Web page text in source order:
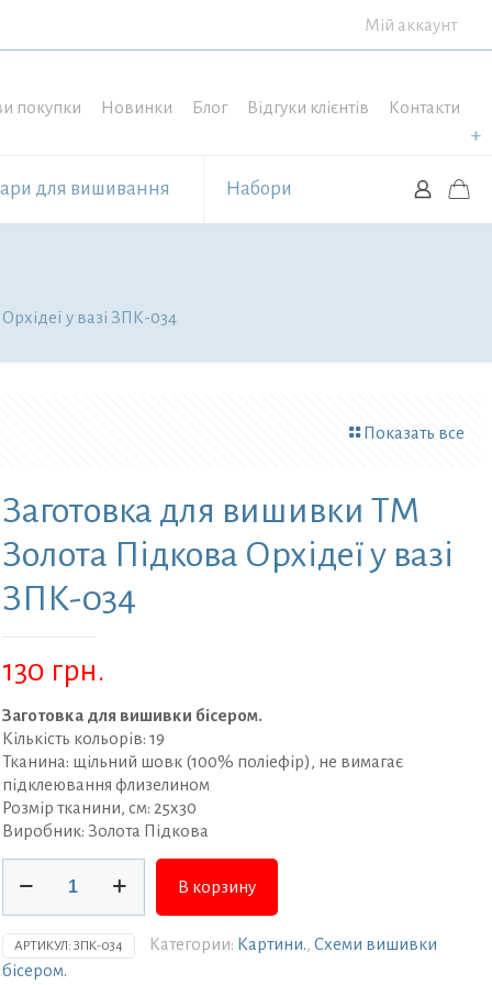
Мій аккаунт
для вишивання Набори
покупки Новинки Блог Відгуки клієнтів Контакти
у вазі ЗПК-034
Показать все
Заготовка для вишивки ТМ
Золота Підкова Орхідеї у вазі
ЗПК-034
130 грн.
Заготовка для вишивки бісером.
Кількість кольорів: 19
Тканина: щільний шовк (100% поліефір), не вимагає
підклеювання флизелином
Розмір тканини, см: 25х30
Виробник: Золота Підкова
товара
Заготовка
для
вишивки
В корзину
АРТИКУЛ: ЗПК-034 Категории: Картини. Схеми вишивки
бісером.